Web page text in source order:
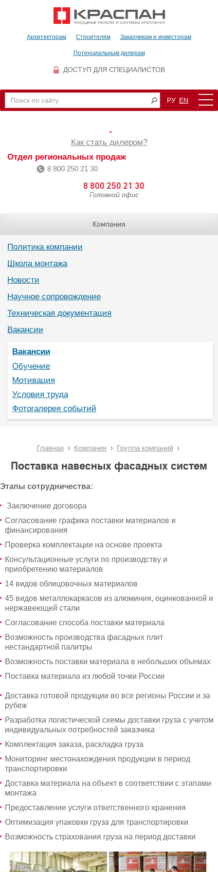
Архитекторам Строителям Заказчикам и инвесторам
Потенциальным дилерам
ДОСТУП ДЛЯ СПЕЦИАЛИСТОВ
РУ EN
Как стать дилером?
Отдел региональных продаж
8 800 250 21 30
8 800 250 21 30
Головной офис
Компания
Политика компании
Школа монтажа
Новости
Научное сопровождение
Техническая документация
Вакансии
Вакансии
Обучение
Мотивация
Условия труда
Фотогалерея событий
Главная Компания Группа компаний
Поставка навесных фасадных систем
Этапы сотрудничества:
Заключение договора
Согласование графика поставки материалов и
финансирования
Проверка комплектации на основе проекта
Консультационные услуги по производству и
приобретению материалов
14 видов облицовочных материалов
45 видов металлокаркасов из алюминия, оцинкованной и
нержавеющей стали
Согласование способа поставки материала
Возможность производства фасадных плит
нестандартной палитры
Возможность поставки материала в небольших объемах
Поставка материала из любой точки России
Доставка готовой продукции во все регионы России и за
рубеж
Разработка логистической схемы доставки груза с учетом
индивидуальных потребностей заказчика
Комплектация заказа, раскладка груза
Мониторинг местонахождения продукции в период
транспортировки
Доставка материала на объект в соответствии с этапами
монтажа
Предоставление услуги ответственного хранения
Оптимизация упаковки груза для транспортировки
Возможность страхования груза на период доставки